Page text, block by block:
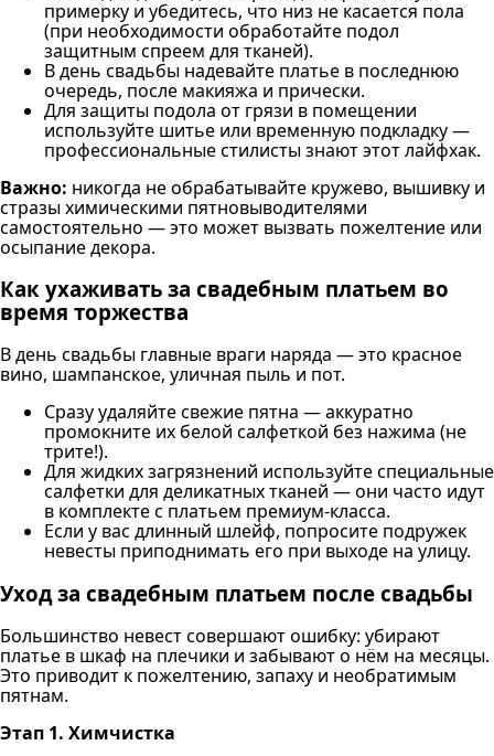
примерку и убедитесь, что низ не касается пола
(при необходимости обработайте подол
защитным спреем для тканей).
В день свадьбы надевайте платье в последнюю
очередь, после макияжа и прически.
Для защиты подола от грязи в помещении
используйте шитье или временную подкладку —
профессиональные стилисты знают этот лайфхак.
Важно: никогда не обрабатывайте кружево, вышивку и
стразы химическими пятновыводителями
самостоятельно — это может вызвать пожелтение или
осыпание декора.
Как ухаживать за свадебным платьем во
время торжества
В день свадьбы главные враги наряда — это красное
вино, шампанское, уличная пыль и пот.
Сразу удаляйте свежие пятна — аккуратно
промокните их белой салфеткой без нажима (не
трите!).
Для жидких загрязнений используйте специальные
салфетки для деликатных тканей — они часто идут
в комплекте с платьем премиум-класса.
Если у вас длинный шлейф, попросите подружек
невесты приподнимать его при выходе на улицу.
Уход за свадебным платьем после свадьбы
Большинство невест совершают ошибку: убирают
платье в шкаф на плечики и забывают о нём на месяцы.
Это приводит к пожелтению, запаху и необратимым
пятнам.
Этап 1. Химчистка